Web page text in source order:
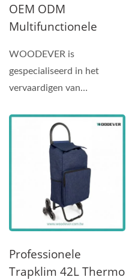
OEM ODM
Multifunctionele
Trolley Opslagdoos
Draagbare
Winkelwagentje Met
Trapklimwielen En
360° Draaibare
Wielen Aangepaste
Leverancier.
WOODEVER is
gespecialiseerd in het
vervaardigen van
Deze hoogwaardige...
Professionele
Trapklim 42L Thermo